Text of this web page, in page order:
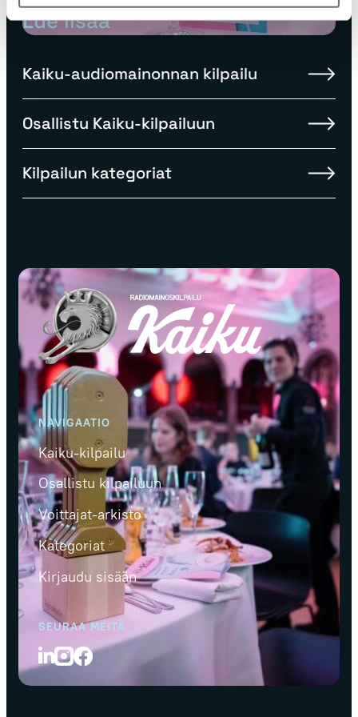
Lue lisää
Kaiku-audiomainonnan kilpailu
Osallistu Kaiku-kilpailuun
Kilpailun kategoriat
NAVIGAATIO
Kaiku-kilpailu
Osallistu kilpailuun
Voittajat-arkisto
Kategoriat
Kirjaudu sisään
SEURAA MEITÄ
LinkedIn